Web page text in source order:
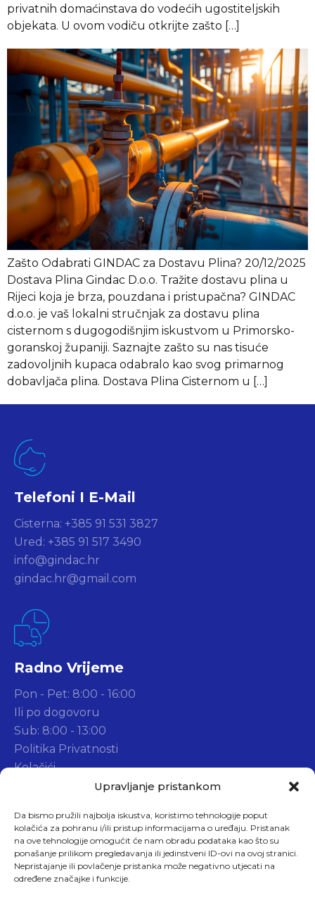
Upravljanje pristankom
Da bismo pružili najbolja iskustva, koristimo tehnologije poput
kolačića za pohranu i/ili pristup informacijama o uređaju. Pristanak
na ove tehnologije omogućit će nam obradu podataka kao što su
ponašanje prilikom pregledavanja ili jedinstveni ID-ovi na ovoj stranici.
Nepristajanje ili povlačenje pristanka može negativno utjecati na
određene značajke i funkcije.
privatnih domaćinstava do vodećih ugostiteljskih
objekata. U ovom vodiču otkrijte zašto […]
Zašto Odabrati GINDAC za Dostavu Plina? 20/12/2025
Dostava Plina Gindac D.o.o. Tražite dostavu plina u
Rijeci koja je brza, pouzdana i pristupačna? GINDAC
d.o.o. je vаš lokalni stručnjak za dostavu plina
cisternom s dugogodišnjim iskustvom u Primorsko-
goranskoj županiji. Saznajte zašto su nas tisuće
zadovoljnih kupaca odabralo kao svog primarnog
dobavljača plina. Dostava Plina Cisternom u […]
Telefoni I E-Mail
Cisterna: +385 91 531 3827
Ured: +385 91 517 3490
info@gindac.hr
gindac.hr@gmail.com
Radno Vrijeme
Pon - Pet: 8:00 - 16:00
Ili po dogovoru
Sub: 8:00 - 13:00
Politika Privatnosti
Kolačići
Adresa (Sjedište)